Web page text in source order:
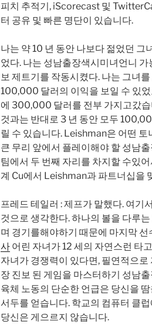
피치 추적기, iScorecast 및
터 공유 및 빠른 명단이 있습니다.
나는 약 10 년 동안 나보다 젊었던 그
었다. 나는 성남출장색시미녀언니
보 제트기를 작동시켰다. 나는 그녀
100,000 달러의 이익을 보일 수 있
에 300,000 달러를 전부 가지고갔
것과는 반대로 3 년 동안 모두
릴 수 있습니다. Leishman은 어떤
큰 무리 앞에서 플레이해야 할 성남
팀에서 두 번째 자리를 차지할 수있
계 Cu에서 Leishman과 파트너십을
프레드 테일러 : 제프가 말했다. 여기
것으로 생각한다. 하나의 볼을 다루
며 경기를해야하기 때문에 마지막
사 어린 자녀가 12 세의 자연스런 타
자녀가 경쟁력이 있다면, 필연적으
장 진보 된 게임을 마스터하기 성남
육체 노동의 단순한 언급은 당신을
서두를 얻습니다. 학교의 컴퓨터 클
당신은 게으르지 않습니다.